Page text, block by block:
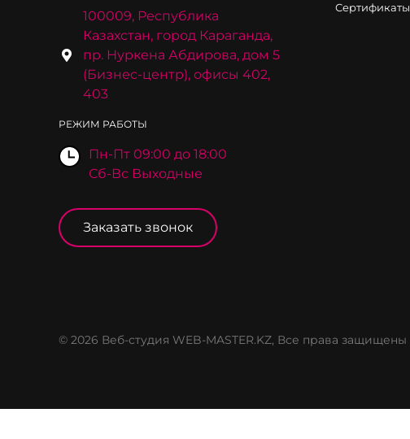
100009, Республика
Казахстан, город Караганда,
пр. Нуркена Абдирова, дом 5
(Бизнес-центр), офисы 402,
403
РЕЖИМ РАБОТЫ
Пн-Пт 09:00 до 18:00
Сб-Вс Выходные
Сертификаты
Заказать звонок
© 2026 Веб-студия WEB-MASTER.KZ, Все права защищены